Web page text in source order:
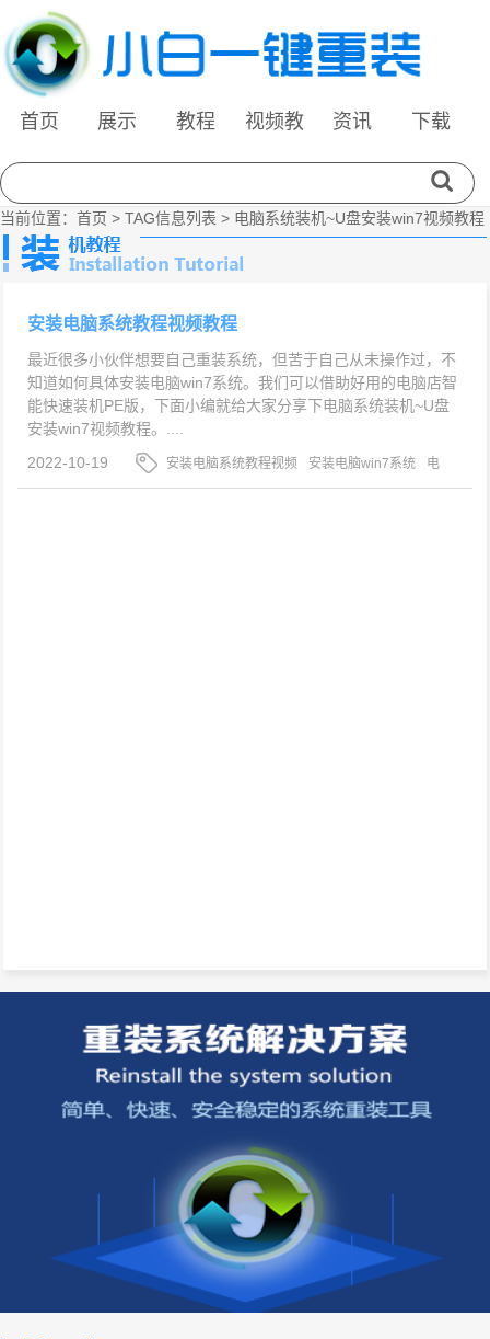
首页 展示 教程
视频教
资讯 下载
当前位置： 首页 > TAG信息列表 > 电脑系统装机~U盘安装win7视频教程
安装电脑系统教程视频教程
最近很多小伙伴想要自己重装系统，但苦于自己从未操作过，不
知道如何具体安装电脑win7系统。我们可以借助好用的电脑店智
能快速装机PE版，下面小编就给大家分享下电脑系统装机~U盘
安装win7视频教程。....
2022-10-19
安装电脑系统教程视频 安装电脑win7系统
电
脑系统装机~U盘安装win7视频教程